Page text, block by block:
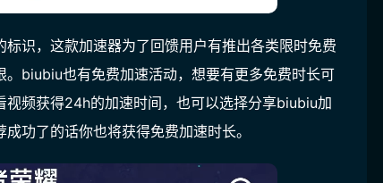
识，这款加速器为了回馈用户有推出各类限时免费
biubiu也有免费加速活动，想要有更多免费时长可
视频获得24h的加速时间，也可以选择分享biubiu加
功了的话你也将获得免费加速时长。